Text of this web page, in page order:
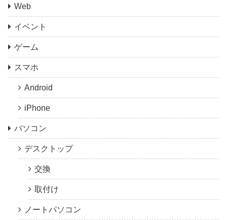
Web
イベント
ゲーム
スマホ
Android
iPhone
パソコン
デスクトップ
交換
取付け
ノートパソコン